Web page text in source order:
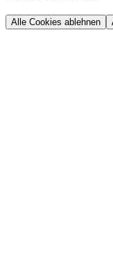
Alle Cookies ablehnen